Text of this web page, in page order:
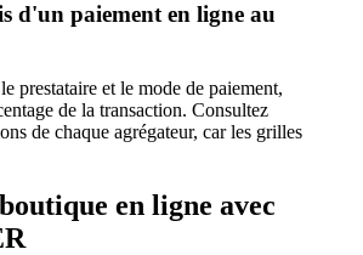
d'un paiement en ligne au
prestataire et le mode de paiement,
de la transaction. Consultez
de chaque agrégateur, car les grilles
en ligne avec